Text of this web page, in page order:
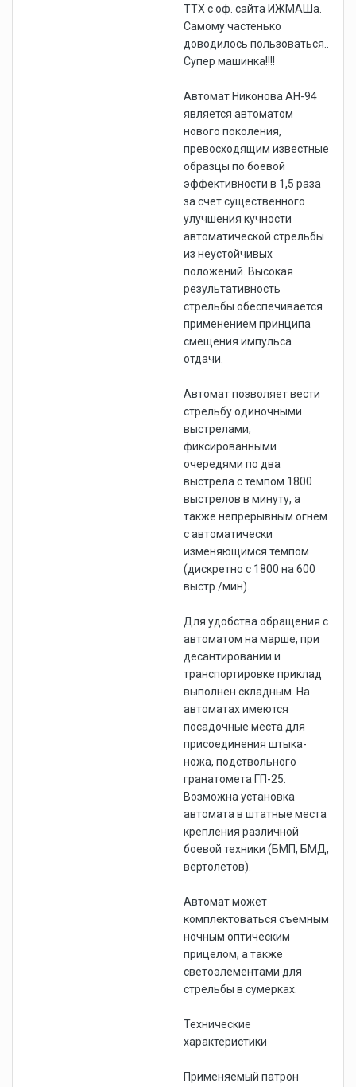
ТТХ с оф. сайта ИЖМАШа.
Самому частенько
доводилось пользоваться..
Супер машинка!!!!
Автомат Никонова АН-94
является автоматом
нового поколения,
превосходящим известные
образцы по боевой
эффективности в 1,5 раза
за счет существенного
улучшения кучности
автоматической стрельбы
из неустойчивых
положений. Высокая
результативность
стрельбы обеспечивается
применением принципа
смещения импульса
отдачи.
Автомат позволяет вести
стрельбу одиночными
выстрелами,
фиксированными
очередями по два
выстрела с темпом 1800
выстрелов в минуту, а
также непрерывным огнем
с автоматически
изменяющимся темпом
(дискретно с 1800 на 600
выстр./мин).
Для удобства обращения с
автоматом на марше, при
десантировании и
транспортировке приклад
выполнен складным. На
автоматах имеются
посадочные места для
присоединения штыка-
ножа, подствольного
гранатомета ГП-25.
Возможна установка
автомата в штатные места
крепления различной
боевой техники (БМП, БМД,
вертолетов).
Автомат может
комплектоваться съемным
ночным оптическим
прицелом, а также
светоэлементами для
стрельбы в сумерках.
Технические
характеристики
Применяемый патрон